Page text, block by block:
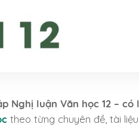
Nghị luận Văn học 12 – có
theo từng chuyên đề, tài